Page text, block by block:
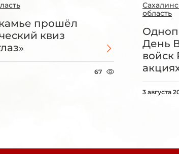
прошёл
квиз
67
область
День
войск
3 августа